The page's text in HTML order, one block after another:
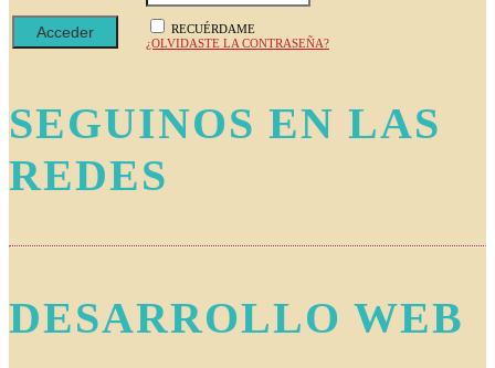
RECUÉRDAME
¿OLVIDASTE LA CONTRASEÑA?
SEGUINOS EN LAS
REDES
DESARROLLO WEB